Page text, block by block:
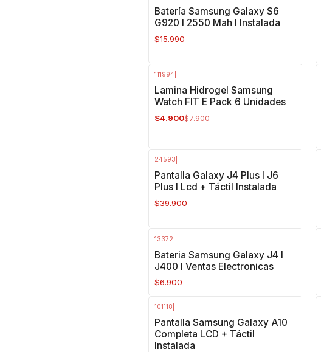
Batería Samsung Galaxy S6
G920 I 2550 Mah I Instalada
$15.990
111994
Lamina Hidrogel Samsung
Watch FIT E Pack 6 Unidades
$4.900$7.900
24593
Pantalla Galaxy J4 Plus I J6
Plus I Lcd + Táctil Instalada
$39.900
13372
Bateria Samsung Galaxy J4 I
J400 I Ventas Electronicas
$6.900
101118
Pantalla Samsung Galaxy A10
Completa LCD + Táctil
Instalada